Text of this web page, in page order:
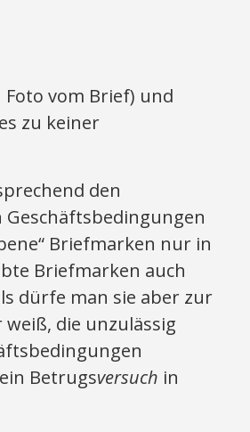
vom Brief) und
zu keiner
den
Briefmarken nur in
Briefmarken auch
dürfe man sie aber zur
die unzulässig
Betrugsversuch in